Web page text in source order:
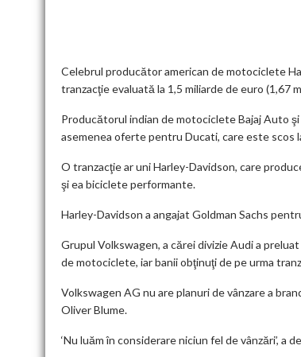
k
p
Celebrul producător american de motociclete
tranzacţie evaluată la 1,5 miliarde de euro (1,67
Producătorul indian de motociclete Bajaj Auto
asemenea oferte pentru Ducati, care este scos
O tranzacţie ar uni Harley-Davidson, care
şi ea biciclete performante.
Harley-Davidson a angajat Goldman Sachs
Grupul Volkswagen, a cărei divizie Audi a
de motociclete, iar banii obţinuţi de pe urma
Volkswagen AG nu are planuri de vânzare a
Oliver Blume.
‘Nu luăm în considerare niciun fel de vânzări’,